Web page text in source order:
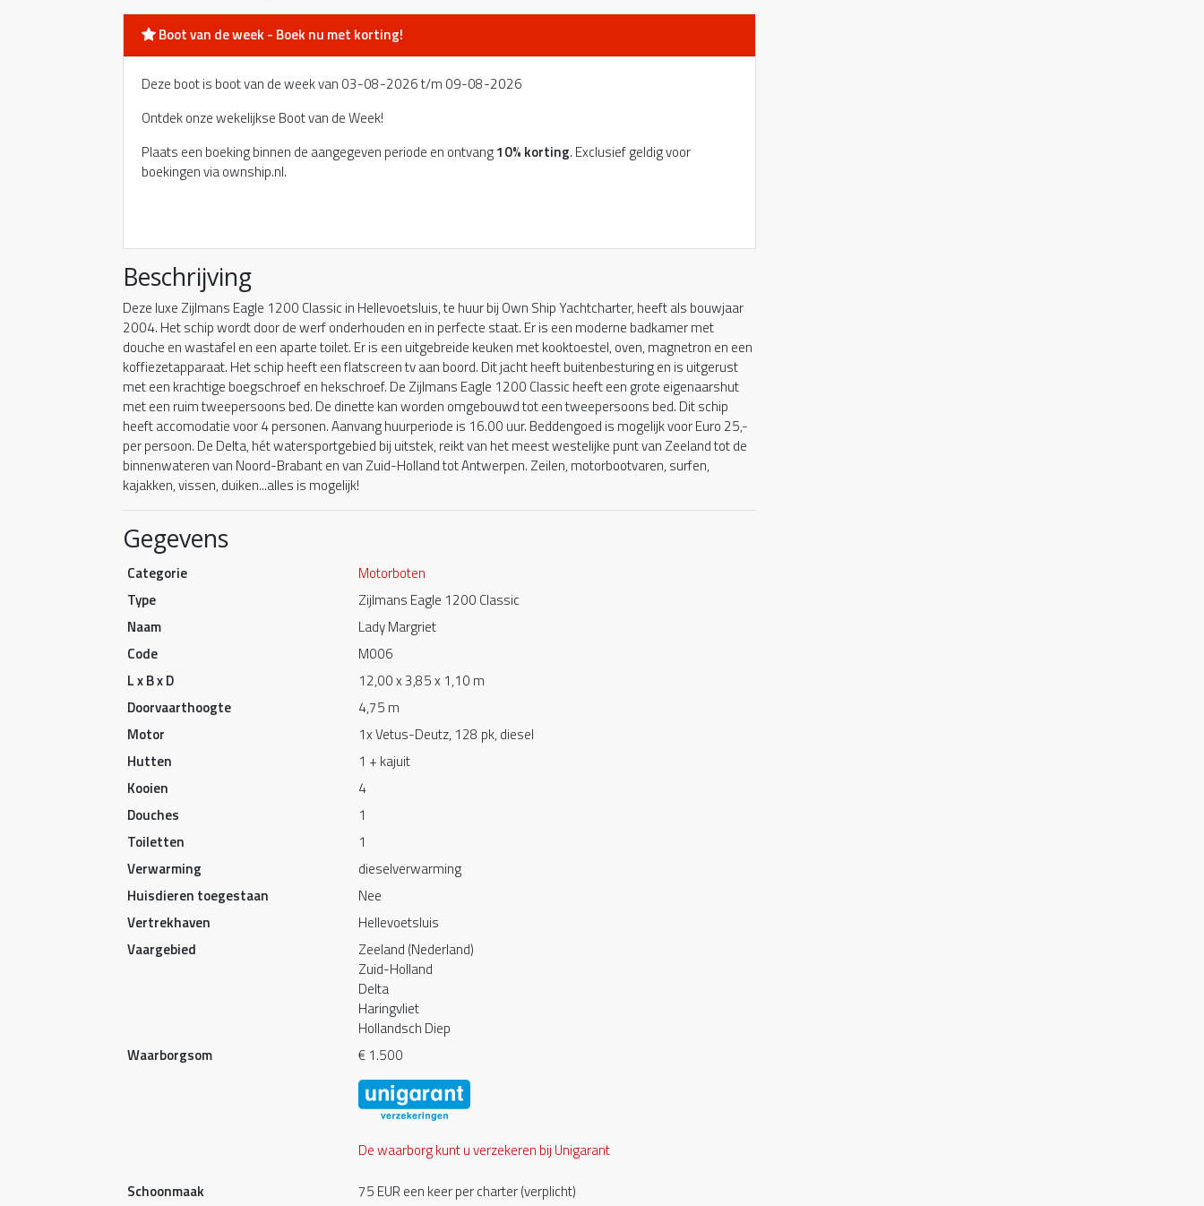
Boot van de week - Boek nu met korting!
Deze boot is boot van de week van 03-08-2026 t/m 09-08-2026
Ontdek onze wekelijkse Boot van de Week!
Plaats een boeking binnen de aangegeven periode en ontvang10% korting. Exclusief geldig voor
boekingen via ownship.nl.
Beschrijving
Deze luxe Zijlmans Eagle 1200 Classic in Hellevoetsluis, te huur bij Own Ship Yachtcharter, heeft als bouwjaar
2004. Het schip wordt door de werf onderhouden en in perfecte staat. Er is een moderne badkamer met
douche en wastafel en een aparte toilet. Er is een uitgebreide keuken met kooktoestel, oven, magnetron en een
koffiezetapparaat. Het schip heeft een flatscreen tv aan boord. Dit jacht heeft buitenbesturing en is uitgerust
met een krachtige boegschroef en hekschroef. De Zijlmans Eagle 1200 Classic heeft een grote eigenaarshut
met een ruim tweepersoons bed. De dinette kan worden omgebouwd tot een tweepersoons bed. Dit schip
heeft accomodatie voor 4 personen. Aanvang huurperiode is 16.00 uur. Beddengoed is mogelijk voor Euro 25,-
per persoon. De Delta, hét watersportgebied bij uitstek, reikt van het meest westelijke punt van Zeeland tot de
binnenwateren van Noord-Brabant en van Zuid-Holland tot Antwerpen. Zeilen, motorbootvaren, surfen,
kajakken, vissen, duiken...alles is mogelijk!
Gegevens
Categorie
Motorboten
Type
Zijlmans Eagle 1200 Classic
Naam
Lady Margriet
Code
M006
L x B x D
12,00 x 3,85 x 1,10 m
Doorvaarthoogte
4,75 m
Motor
1x Vetus-Deutz, 128 pk, diesel
Hutten
1 + kajuit
Kooien
4
Douches
1
Toiletten
1
Verwarming
dieselverwarming
Huisdieren toegestaan
Nee
Vertrekhaven
Hellevoetsluis
Vaargebied
Zeeland (Nederland)
Zuid-Holland
Delta
Haringvliet
Hollandsch Diep
Waarborgsom
€ 1.500
De waarborg kunt u verzekeren bij Unigarant
Schoonmaak
75 EUR een keer per charter (verplicht)